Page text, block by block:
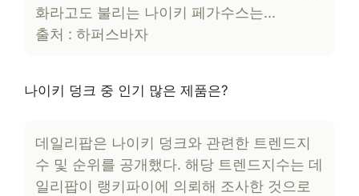
화라고도 불리는 나이키 페가수스는…
출처 : 하퍼스바자
나이키 덩크 중 인기 많은 제품은?
데일리팝은 나이키 덩크와 관련한 트렌드지
수 및 순위를 공개했다. 해당 트렌드지수는 데
일리팝이 랭키파이에 의뢰해 조사한 것으로